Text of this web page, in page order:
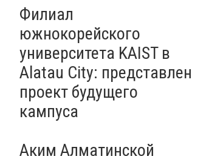
Филиал
южнокорейского
университета KAIST в
Alatau City: представлен
проект будущего
кампуса
Аким Алматинской